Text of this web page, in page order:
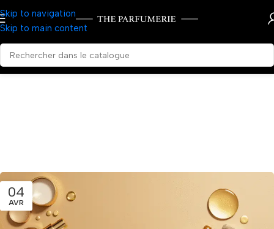
Skip to navigation
Skip to main content
04
AVR